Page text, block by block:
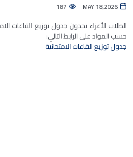
MAY 18,2026
187
الطلاب الأعزاء تجدون جدول توزيع القاعات
حسب المواد على الرابط التالي:
جدول توزيع القاعات الامتحانية